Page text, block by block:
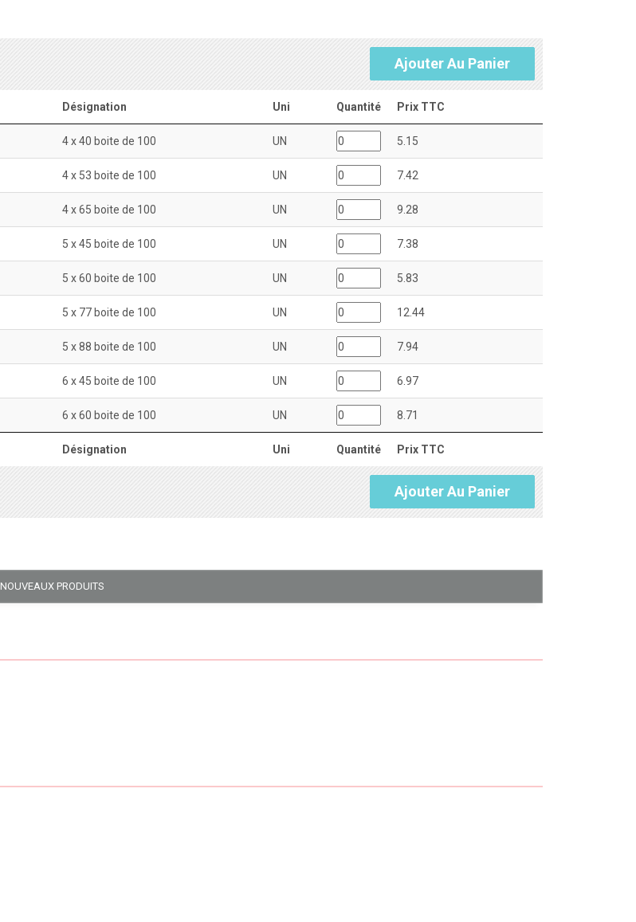
Ajouter Au Panier
Désignation Uni Quantité Prix TTC
Désignation Uni Quantité Prix TTC
4 x 40 boite de 100 UN 5.15
4 x 53 boite de 100 UN 7.42
4 x 65 boite de 100 UN 9.28
5 x 45 boite de 100 UN 7.38
5 x 60 boite de 100 UN 5.83
5 x 77 boite de 100 UN 12.44
5 x 88 boite de 100 UN 7.94
6 x 45 boite de 100 UN 6.97
6 x 60 boite de 100 UN 8.71
Ajouter Au Panier
NOUVEAUX PRODUITS